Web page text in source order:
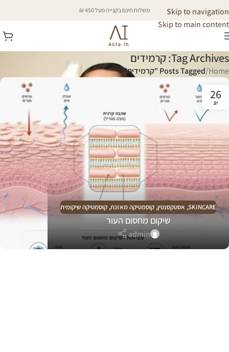
Skip to navigation
Skip to main content
משלוח חינם בקנייה מעל 450 ₪
Tag Archives: קרמידים
Home
/Posts Tagged "קרמידים"
26
יונ
SKINCARE
, אסטקסנטין, קוסמטיקה מאזנת, קוסמטיקה שיקומית
שיקום מחסום העור
admin